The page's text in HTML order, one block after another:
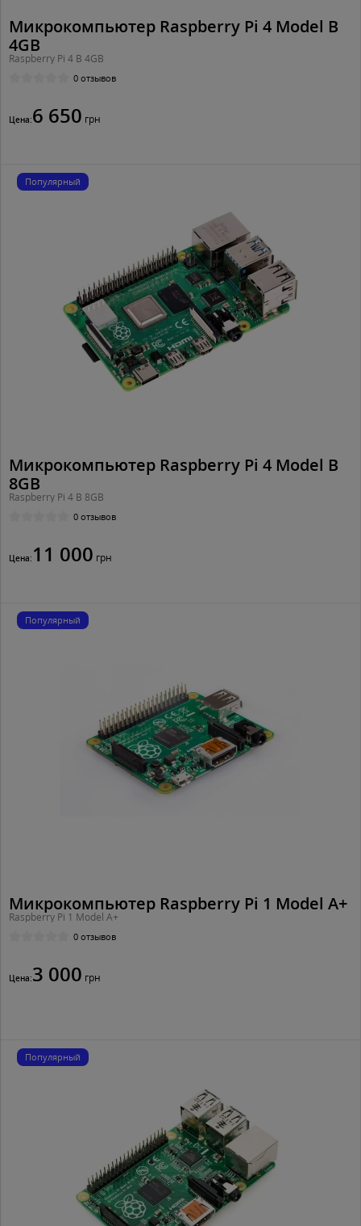
Микрокомпьютер Raspberry Pi 4 Model B
4GB
Raspberry Pi 4 B 4GB
0 отзывов
Цена:6 650 грн
Популярный
Микрокомпьютер Raspberry Pi 4 Model B
8GB
Raspberry Pi 4 B 8GB
0 отзывов
Цена: 11 000 грн
Популярный
Микрокомпьютер Raspberry Pi 1 Model A+
Raspberry Pi 1 Model A+
0 отзывов
Цена:3 000 грн
Популярный